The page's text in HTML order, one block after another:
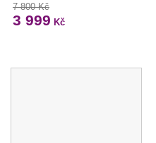
7 800 Kč
3 999 Kč